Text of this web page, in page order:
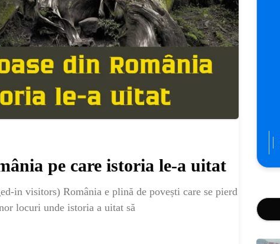
pe care istoria le-a uitat
in visitors) România e plină de povești care se pierd
locuri unde istoria a uitat să